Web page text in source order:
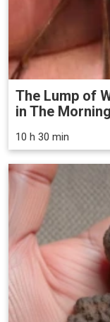
The Lump of
in The
10 h 30 min